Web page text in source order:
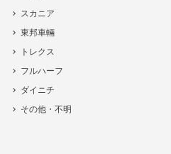
スカニア
東邦車輛
トレクス
フルハーフ
ダイニチ
その他・不明